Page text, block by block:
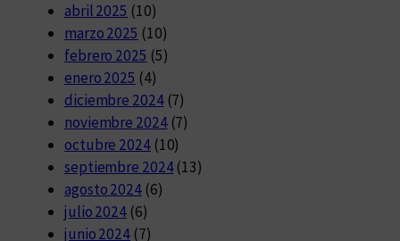
abril 2025 (10)
marzo 2025 (10)
febrero 2025 (5)
enero 2025 (4)
diciembre 2024(7)
noviembre 2024(7)
octubre 2024(10)
septiembre 2024(13)
agosto 2024(6)
julio 2024 (6)
junio 2024 (7)